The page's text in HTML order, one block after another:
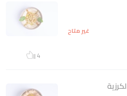
غير متاح
4